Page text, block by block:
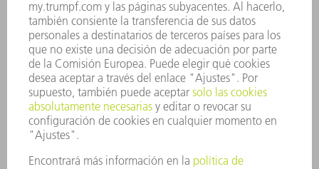
CUMPLIMIENTO
SISTEMA DE INFORMADORES
SEGURIDAD
COMUNICADOS DE PRENSA
REVISTAS
SOSTENIBILIDAD
MEDIO AMBIENTE Y CLIMA
SOCIEDAD Y EMPRESA
GESTIÓN EMPRESARIAL